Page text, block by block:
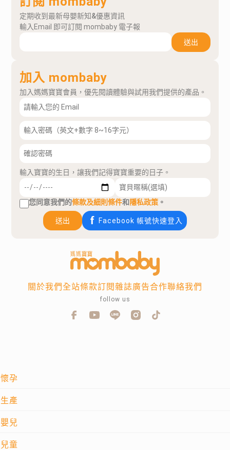
定期收到最新母嬰新知&優惠資訊
輸入Email 即可訂閱 mombaby 電子報
送出
加入 mombaby
加入媽媽寶寶會員，優先閱讀體驗與試用我們提供的產品。
輸入寶寶的生日，讓我們記得寶寶重要的日子。
您同意我們的條款及細則條件和隱私政策 。
送出 Facebook 帳號快速登入
懷孕
生產
嬰兒
兒童
關於我們全站條款訂閱雜誌廣告合作聯絡我們
follow us